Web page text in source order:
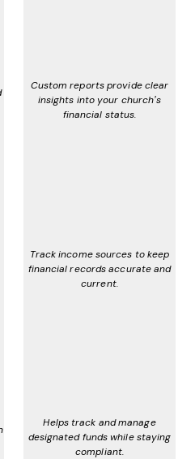
Custom reports provide clear
insights into your church’s
financial status.
Track income sources to keep
financial records accurate and
current.
Helps track and manage
designated funds while staying
compliant.